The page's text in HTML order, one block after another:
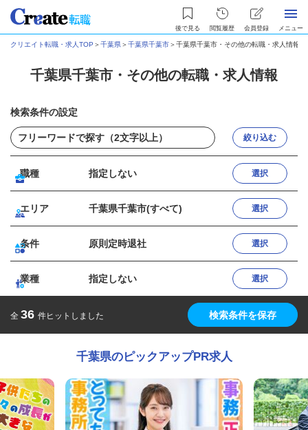
後で見る 閲覧履歴 会員登録 メニュー
クリエイト転職・求人TOP ＞千葉県＞千葉県千葉市＞千葉県千葉市・その他の転職・求人情報
千葉県千葉市・その他の転職・求人情報
検索条件の設定
絞り込む
職種 指定しない 選択
エリア 千葉県千葉市(すべて) 選択
条件 原則定時退社 選択
業種 指定しない 選択
全 36 件ヒットしました 検索条件を保存
千葉県のピックアップPR求人